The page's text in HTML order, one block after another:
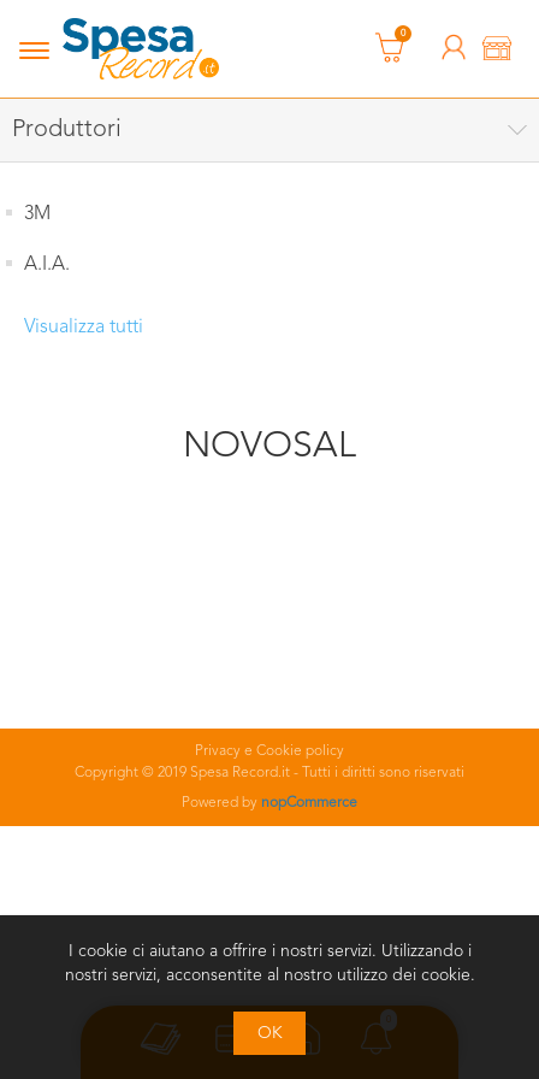
0
Produttori
3M
A.I.A.
Visualizza tutti
NOVOSAL
Privacy e Cookie policy
Copyright © 2019 Spesa Record.it - Tutti i diritti sono riservati
Powered by nopCommerce
I cookie ci aiutano a offrire i nostri servizi. Utilizzando i
nostri servizi, acconsentite al nostro utilizzo dei cookie.
OK